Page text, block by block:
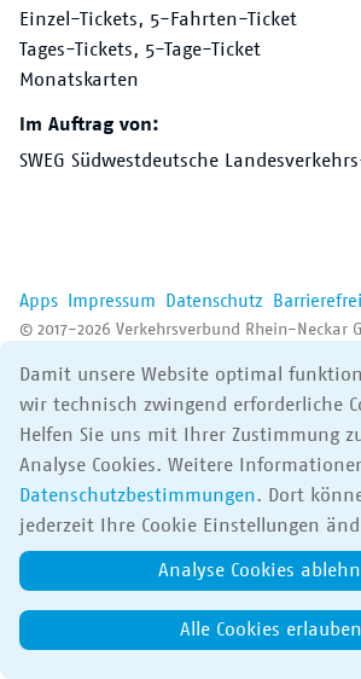
Der VRN
Einzel-Tickets, 5-Fahrten-Ticket
Tages-Tickets, 5-Tage-Ticket
Monatskarten
Im Auftrag von:
SWEG Südwestdeutsche
Damit unsere Website optimal
wir technisch zwingend erforderliche
Helfen Sie uns mit Ihrer Zustimmung
Analyse Cookies. Weitere
Datenschutzbestimmungen. Dort
jederzeit Ihre Cookie Einstellungen
Analyse Cookies
Alle Cookies erlauben
Apps Impressum Datenschutz
© 2017-2026 Verkehrsverbund Rhein-Neckar